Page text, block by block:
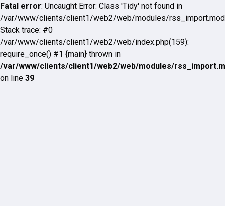
Fatal error: Uncaught Error: Class 'Tidy' not found in
/var/www/clients/client1/web2/web/modules/
Stack trace: #0
/var/www/clients/client1/web2/web/index.php(159):
require_once() #1 {main} thrown in
/var/www/clients/client1/web2/web/modules/
on line 39